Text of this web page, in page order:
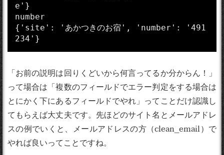
e'}
number
{'site': 'あかつきのお宿', 'number': '491
「お前の説明は回りくどいから何言ってるか分からん！」
って場合は「複数のフィールドでエラー判定をする場合は
とにかく下にあるフィールドでやれ」ってことだけ認識し
てもらえば大丈夫です。先ほどのサイト名とメールアドレ
スの例でいくと、メールアドレスの方（clean_email）で
やれば良いってことですね。